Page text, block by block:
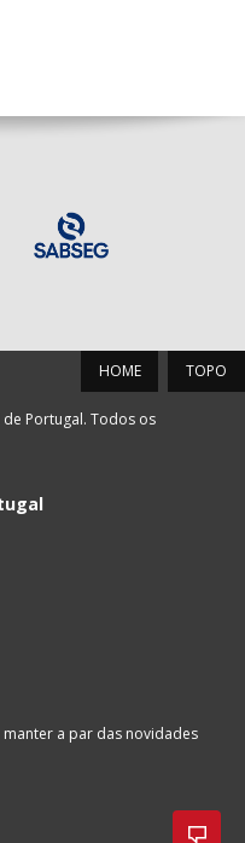
TOPO
HOME
Portugal. Todos os
manter a par das novidades